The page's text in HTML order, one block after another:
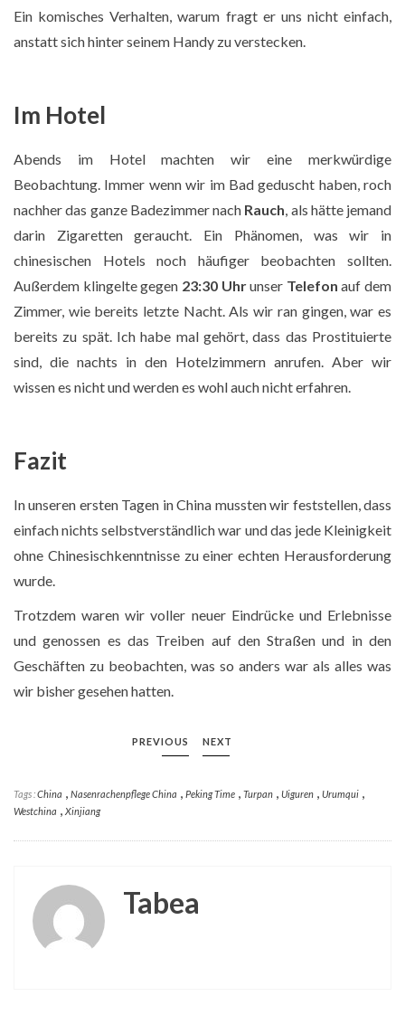
Ein komisches Verhalten, warum fragt er uns nicht einfach,
anstatt sich hinter seinem Handy zu verstecken.
Im Hotel
Abends im Hotel machten wir eine merkwürdige
Beobachtung. Immer wenn wir im Bad geduscht haben, roch
nachher das ganze Badezimmer nach Rauch , als hätte jemand
darin Zigaretten geraucht. Ein Phänomen, was wir in
chinesischen Hotels noch häufiger beobachten sollten.
Außerdem klingelte gegen 23:30 Uhrunser Telefon auf dem
Zimmer, wie bereits letzte Nacht. Als wir ran gingen, war es
bereits zu spät. Ich habe mal gehört, dass das Prostituierte
sind, die nachts in den Hotelzimmern anrufen. Aber wir
wissen es nicht und werden es wohl auch nicht erfahren.
Fazit
In unseren ersten Tagen in China mussten wir feststellen, dass
einfach nichts selbstverständlich war und das jede Kleinigkeit
ohne Chinesischkenntnisse zu einer echten Herausforderung
wurde.
Trotzdem waren wir voller neuer Eindrücke und Erlebnisse
und genossen es das Treiben auf den Straßen und in den
Geschäften zu beobachten, was so anders war als alles was
wir bisher gesehen hatten.
PREVIOUS NEXT
Tags :China Nasenrachenpflege China Peking Time Turpan Uiguren Urumqui
Westchina Xinjiang
Tabea